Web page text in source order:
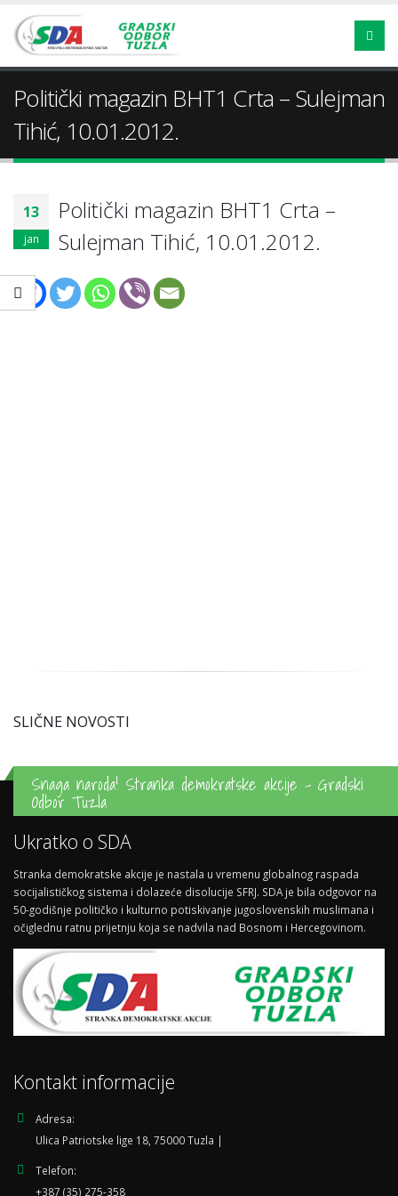
Politički magazin BHT1 Crta – Sulejman
Tihić, 10.01.2012.
13
jan
Politički magazin BHT1 Crta –
Sulejman Tihić, 10.01.2012.
SLIČNE NOVOSTI
Snaga naroda! Stranka demokratske akcije - Gradski
Odbor Tuzla
Ukratko o SDA
Stranka demokratske akcije je nastala u vremenu globalnog raspada
socijalističkog sistema i dolazeće disolucije SFRJ. SDA je bila odgovor na
50-godišnje političko i kulturno potiskivanje jugoslovenskih muslimana i
očiglednu ratnu prijetnju koja se nadvila nad Bosnom i Hercegovinom.
Kontakt informacije
Adresa:
Ulica Patriotske lige 18, 75000 Tuzla |
Telefon:
+387 (35) 275-358